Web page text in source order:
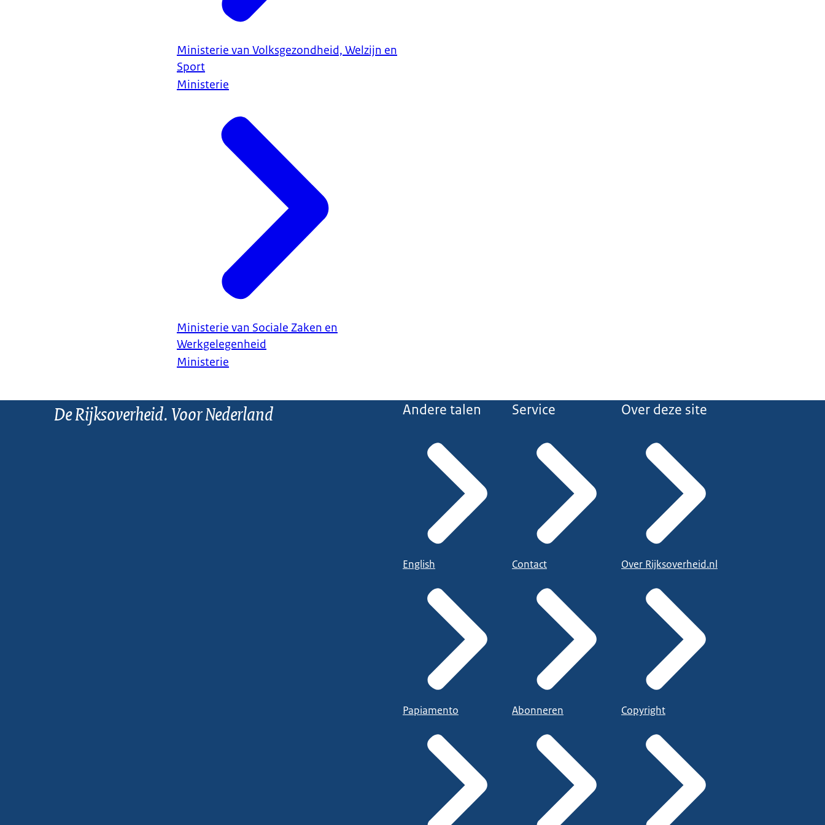
Ministerie van Volksgezondheid, Welzijn en
Sport
Ministerie
Ministerie van Sociale Zaken en
Werkgelegenheid
Ministerie
De Rijksoverheid. Voor Nederland Andere talen
English
Papiamento
Service
Contact
Abonneren
Over deze site
Over Rijksoverheid.nl
Copyright